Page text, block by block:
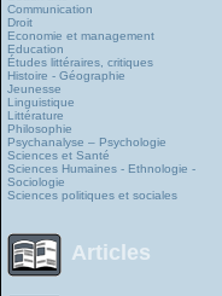
Communication
Droit
Economie et management
Education
Études littéraires, critiques
Histoire - Géographie
Jeunesse
Linguistique
Littérature
Philosophie
Psychanalyse – Psychologie
Sciences et Santé
Sciences Humaines - Ethnologie -
Sociologie
Sciences politiques et sociales
Articles